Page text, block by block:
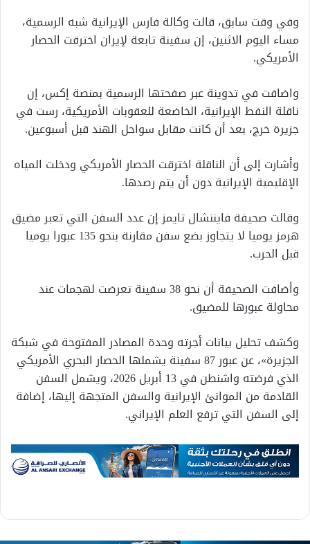
وفي وقت سابق، قالت وكالة فارس الإيرانية شبه الرسمية،
مساء اليوم الاثنين، إن سفينة تابعة لإيران اخترقت الحصار
الأمريكي.
واضافت في تدوينة عبر صفحتها الرسمية بمنصة إكس، إن
ناقلة النفط الإيرانية، الخاضعة للعقوبات الأمريكية، رست في
جزيرة خرج، بعد أن كانت مقابل سواحل الهند قبل أسبوعين.
وأشارت إلى أن الناقلة اخترقت الحصار الأمريكي ودخلت المياه
الإقليمية الإيرانية دون أن يتم رصدها.
وقالت صحيفة فايننشال تايمز إن عدد السفن التي تعبر مضيق
هرمز يوميا لا يتجاوز بضع سفن مقارنة بنحو 135 عبورا يوميا
قبل الحرب.
وأضافت الصحيفة أن نحو 38 سفينة تعرضت لهجمات عند
محاولة عبورها للمضيق.
وكشف تحليل بيانات أجرته وحدة المصادر المفتوحة في شبكة
الجزيرة»، عن عبور 87 سفينة يشملها الحصار البحري الأمريكي
الذي فرضته واشنطن في 13 أبريل 2026، ويشمل السفن
القادمة من الموانئ الإيرانية والسفن المتجهة إليها، إضافة
إلى السفن التي ترفع العلم الإيراني.